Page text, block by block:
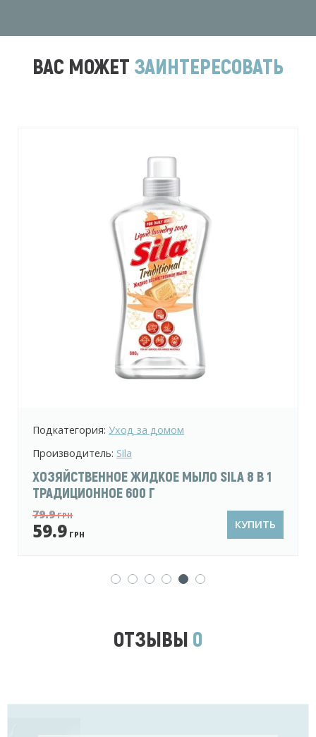
ВАС МОЖЕТ ЗАИНТЕРЕСОВАТЬ
Подкатегория: Хозяйственное мыло
Производитель: Sila
ХОЗЯЙСТВЕННОЕ ТВЕРДОЕ МЫЛО SILA
ТРАДИЦИОННОЕ 72% 140 Г
18.9ГРН
14.9 ГРН
КУПИТЬ
ОТЗЫВЫ 0